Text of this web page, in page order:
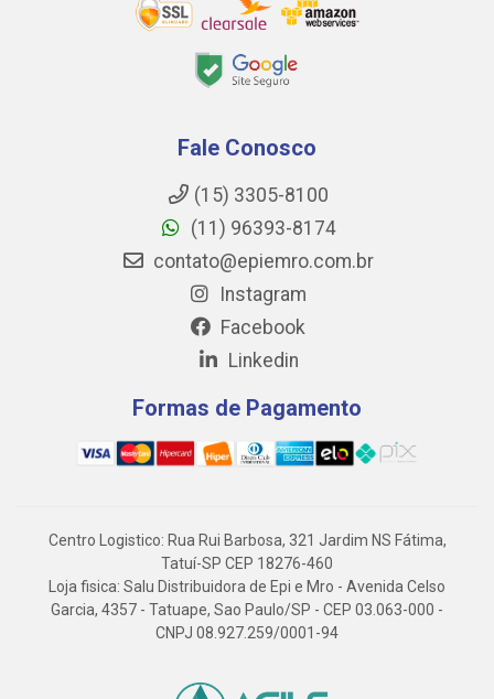
Fale Conosco
(15) 3305-8100
(11) 96393-8174
contato@epiemro.com.br
Instagram
Facebook
Linkedin
Formas de Pagamento
Centro Logistico: Rua Rui Barbosa, 321 Jardim NS Fátima,
Tatuí-SP CEP 18276-460
Loja fisica: Salu Distribuidora de Epi e Mro - Avenida Celso
Garcia, 4357 - Tatuape, Sao Paulo/SP - CEP 03.063-000 -
CNPJ 08.927.259/0001-94